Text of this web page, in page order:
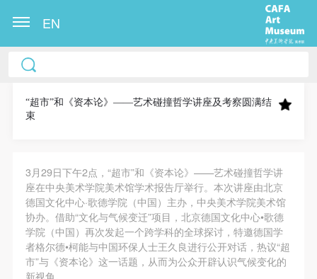
EN
“超市”和《资本论》——艺术碰撞哲学讲座及考察圆满结
束
3月29日下午2点，“超市”和《资本论》——艺术碰撞哲学讲
座在中央美术学院美术馆学术报告厅举行。本次讲座由北京
德国文化中心·歌德学院（中国）主办，中央美术学院美术馆
协办。借助“文化与气候变迁”项目，北京德国文化中心•歌德
学院（中国）再次发起一个跨学科的全球探讨，特邀德国学
者格尔德•柯能与中国环保人士王久良进行公开对话，热议“超
市”与《资本论》这一话题，从而为公众开辟认识气候变化的
新视角。
中央美术学院美术馆出版授权协议书
称“CAFAM”），愿意将本人参与中央美术学院美术馆
公共教育部组织的公益性活动（包括美术馆会员活
作发表、出版。中央美术学院可以以电子、网络及其
它数字媒体形式公开出版，并同意编入《中国知识资
源总库》《中央美术学院资料库》《中央美术学院美
术馆资料库》等相关资料、文献、档案机构和平台，
在中央美术学院中使用和在互联网上传播，同意按相
中央美术学院美术馆出版授权协议书
称“CAFAM”），愿意将本人参与中央美术学院美术馆
公共教育部组织的公益性活动（包括美术馆会员活
作发表、出版。中央美术学院可以以电子、网络及其
它数字媒体形式公开出版，并同意编入《中国知识资
源总库》《中央美术学院资料库》《中央美术学院美
术馆资料库》等相关资料、文献、档案机构和平台，
在中央美术学院中使用和在互联网上传播，同意按相
中央美术学院美术馆出版授权协议书
称“CAFAM”），愿意将本人参与中央美术学院美术馆
公共教育部组织的公益性活动（包括美术馆会员活
作发表、出版。中央美术学院可以以电子、网络及其
它数字媒体形式公开出版，并同意编入《中国知识资
源总库》《中央美术学院资料库》《中央美术学院美
术馆资料库》等相关资料、文献、档案机构和平台，
在中央美术学院中使用和在互联网上传播，同意按相